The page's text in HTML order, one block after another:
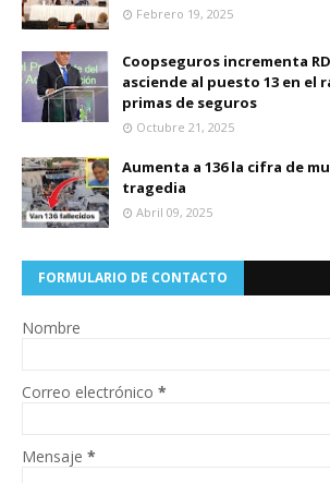
Febrero 19, 2025
Coopseguros incrementa
asciende al puesto 13 en el
primas de seguros
Octubre 21, 2025
Aumenta a 136 la cifra de
tragedia
Abril 09, 2025
FORMULARIO DE CONTACTO
Nombre
Correo electrónico *
Mensaje *